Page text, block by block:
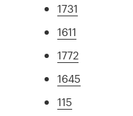
1731
1611
1772
1645
115